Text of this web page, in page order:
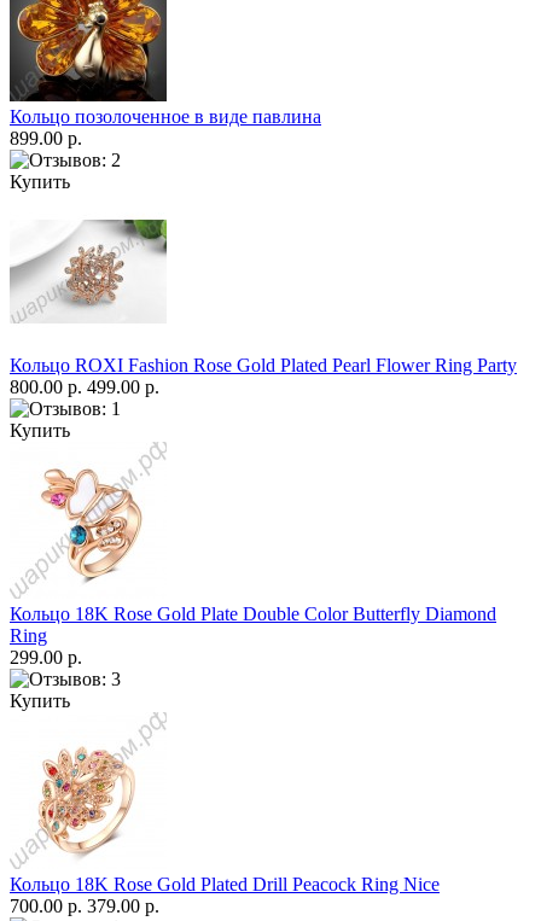
Кольцо позолоченное в виде павлина
899.00 р.
Купить
Кольцо ROXI Fashion Rose Gold Plated Pearl Flower Ring Party
800.00 р. 499.00 р.
Купить
Кольцо 18K Rose Gold Plate Double Color Butterfly Diamond
Ring
299.00 р.
Купить
Кольцо 18K Rose Gold Plated Drill Peacock Ring Nice
700.00 р. 379.00 р.